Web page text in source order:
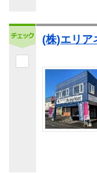
(株)エリア